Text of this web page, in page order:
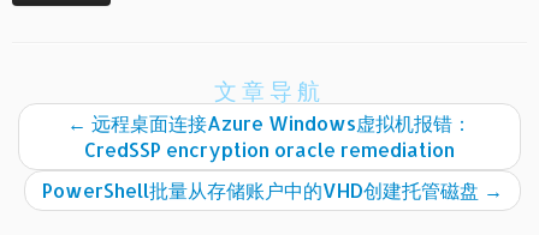
文章导航
← 远程桌面连接Azure Windows虚拟机报错：
CredSSP encryption oracle remediation
PowerShell批量从存储账户中的VHD创建托管磁盘 →